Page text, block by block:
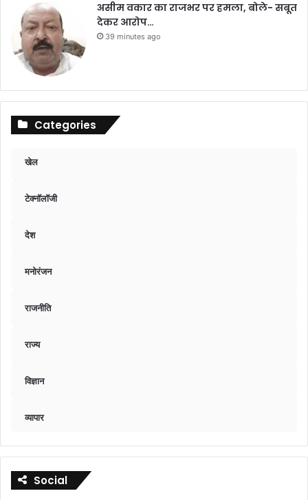
असीम वकार का राजभर पर हमला, बोले- सबूत
देकर आरोप…
39 minutes ago
Categories
खेल
टेक्नॉलॉजी
देश
मनोरंजन
राजनीति
राज्य
विज्ञान
व्यापार
Social